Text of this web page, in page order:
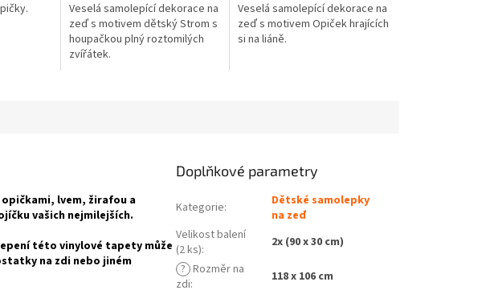
Veselá samolepící dekorace na
zeď s motivem dětský Strom s
houpačkou plný roztomilých
zvířátek.
Veselá samolepící dekorace na
zeď s motivem Opiček hrajících
si na liáně.
lvem, žirafou a
vašich nejmilejších.
této vinylové tapety může
na zdi nebo jiném
Doplňkové parametry
Kategorie:
Dětské samolepky
na zeď
Velikost balení
(2 ks):
2x (90 x 30 cm)
? Rozměr na
zdi:
118 x 106 cm